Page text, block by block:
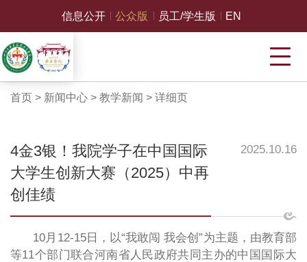
信息公开 公众版 员工/学生版 EN
首页 > 新闻中心> 教学新闻 > 详细页
4金3银！我院学子在中国国际
大学生创新大赛（2025）中再
创佳绩
2025.10.16
10月12-15日，以“我敢闯 我会创”为主题，由教育部
等11个部门联合河南省人民政府共同主办的中国国际大